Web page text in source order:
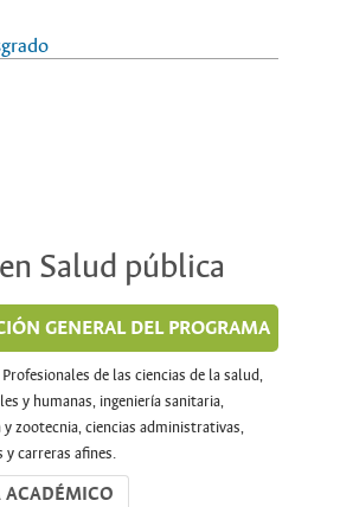
Salud pública
GENERAL DEL PROGRAMA
de las ciencias de la salud,
y humanas, ingeniería sanitaria,
zootecnia, ciencias administrativas,
y carreras afines.
ACADÉMICO